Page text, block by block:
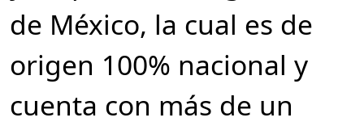
de México, la cual es de
origen 100% nacional y
cuenta con más de un